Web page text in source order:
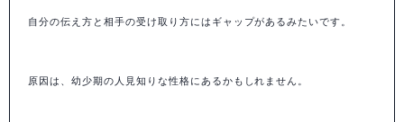
自分の伝え方と相手の受け取り方にはギャップがあるみたいです。
原因は、幼少期の人見知りな性格にあるかもしれません。